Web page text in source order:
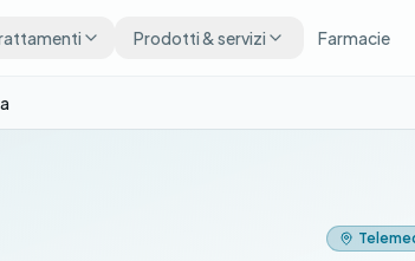
Prodotti & servizi Farmacie